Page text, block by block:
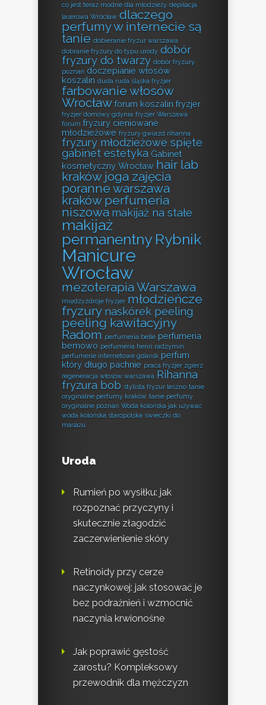
co jest teraz modne dla młodzieży depilacja
laserowa Wrocław dlaczego
perfumy w internecie są
tanie dobieranie fryzur warszawa
dobranie fryzury do typu urody dobór
fryzury do twarzy dobór fryzury
poznań doczepianie włosów
koszalin duda ruda śląska fryzjer
farbowanie włosów
Wrocław forum koszalin fryzjer
fryzjer domowy gdynia fryzjer Warszawa
forum fryzury cieniowane
młodzieżowe fryzury gwiazd rihanna
fryzury młodzieżowe spięte
gabinet estetyka Gabinet
kosmetyczny Wrocław hair lab
kraków joga zajęcia
poranne warszawa
kraków perfumeria
niszowa makijaż na stałe
makijaż
permanentny Rybnik
Manicure
Wrocław
mezoterapia Warszawa
międzyzdroje fryzjer młodzieńcze
fryzury naskórek peeling
peeling kawitacyjny
Radom perfumeria belle perfumeria
bemowo perfumeria henri radzymin
perfumerie internetowe gdańsk perfum
który długo pachnie praca fryzjer zgierz
regeneracja włosów warszawa Rihanna
fryzura bob stylista fryzur leszno tanie
oryginalne perfumy kraków tanie perfumy
oryginalne poznań Woda kolońska jak używać
woda kolońska staropolska świeczki do
masażu
Uroda
Rumień po wysiłku: jak
rozpoznać przyczyny i
skutecznie złagodzić
zaczerwienienie skóry
Retinoidy przy cerze
naczynkowej: jak stosować je
bez podrażnień i wzmocnić
naczynia krwionośne
Jak poprawić gęstość
zarostu? Kompleksowy
przewodnik dla mężczyzn